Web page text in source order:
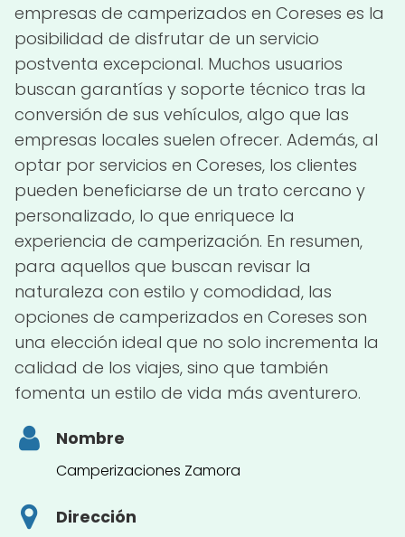
empresas de camperizados en Coreses es la
posibilidad de disfrutar de un servicio
postventa excepcional. Muchos usuarios
buscan garantías y soporte técnico tras la
conversión de sus vehículos, algo que las
empresas locales suelen ofrecer. Además, al
optar por servicios en Coreses, los clientes
pueden beneficiarse de un trato cercano y
personalizado, lo que enriquece la
experiencia de camperización. En resumen,
para aquellos que buscan revisar la
naturaleza con estilo y comodidad, las
opciones de camperizados en Coreses son
una elección ideal que no solo incrementa la
calidad de los viajes, sino que también
fomenta un estilo de vida más aventurero.
Nombre
Camperizaciones Zamora
Dirección